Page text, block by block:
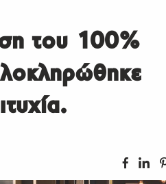
του 100%